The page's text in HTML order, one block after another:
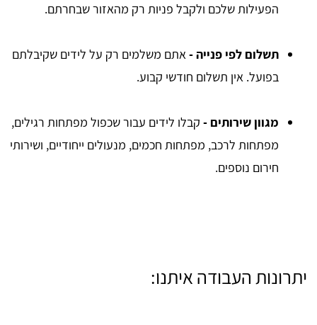
הפעילות שלכם ולקבל פניות רק מהאזור שבחרתם.
תשלום לפי פנייה -אתם משלמים רק על לידים שקיבלתם
בפועל. אין תשלום חודשי קבוע.
מגוון שירותים - קבלו לידים עבור שכפול מפתחות רגילים,
מפתחות לרכב, מפתחות חכמים, מנעולים ייחודיים, ושירותי
חירום נוספים.
יתרונות העבודה איתנו: